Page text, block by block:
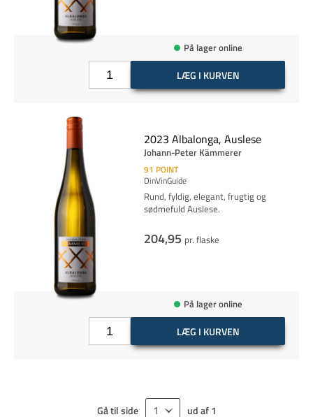
På lager online
LÆG I KURVEN
2023 Albalonga, Auslese
Johann-Peter Kämmerer
91 POINT
DinVinGuide
Rund, fyldig, elegant, frugtig og
sødmefuld Auslese.
204,95 pr. flaske
På lager online
LÆG I KURVEN
Gå til side ud af 1